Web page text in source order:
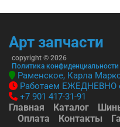
-->
Арт запчасти
copyright © 2026
Политика конфиденциальности
Раменское, Карла
Работаем ЕЖЕДНЕВНО
+7 901 417-31-91
Главная Каталог
Оплата
Контакты